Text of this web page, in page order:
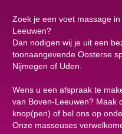
Zoek je een voet massage
Leeuwen?
Dan nodigen wij je uit een
toonaangevende Oosterse
Nijmegen of Uden.
Wens u een afspraak te
van Boven-Leeuwen? Maak
knop(pen) of bel ons op
Onze masseuses